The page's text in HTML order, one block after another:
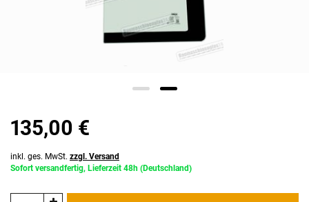
135,00 €
inkl. ges. MwSt. zzgl. Versand
Sofort versandfertig, Lieferzeit 48h (Deutschland)